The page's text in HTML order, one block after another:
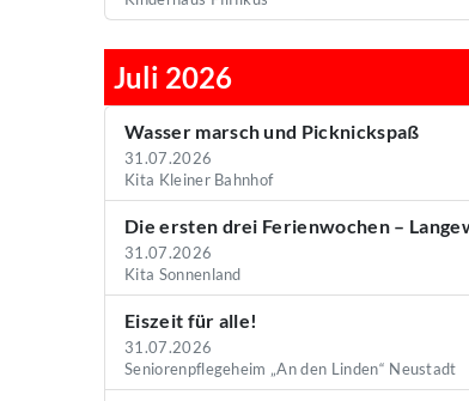
Juli 2026
Wasser marsch und Picknickspaß
31.07.2026
Kita Kleiner Bahnhof
Die ersten drei Ferienwochen –
31.07.2026
Kita Sonnenland
Eiszeit für alle!
31.07.2026
Seniorenpflegeheim „An den Linden“ Neustadt